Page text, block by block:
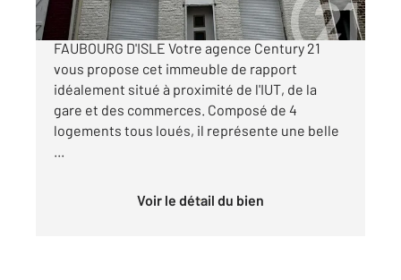
IMMEUBLE DE RAPPORT SAINT-QUENTIN
FAUBOURG D'ISLE Votre agence Century 21
vous propose cet immeuble de rapport
idéalement situé à proximité de l'IUT, de la
gare et des commerces. Composé de 4
logements tous loués, il représente une belle
...
Voir le détail du bien